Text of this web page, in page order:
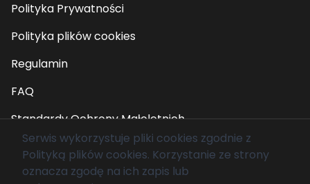
Polityka Prywatności
Polityka plików cookies
Regulamin
FAQ
Standardy Ochrony Małoletnich
© 2026 Fundacja Mam Marzenie. Wszelkie prawa
zastrzeżone.
Serwis wykorzystuje pliki cookies zgodnie z
Polityką plików cookies. Korzystanie ze strony
oznacza zgodę na ich zapis lub